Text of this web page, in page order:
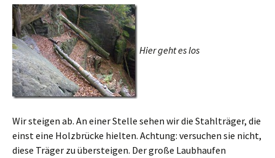
Hier geht es los
Wir steigen ab. An einer Stelle sehen wir die Stahlträger, die
einst eine Holzbrücke hielten. Achtung: versuchen sie nicht,
diese Träger zu übersteigen. Der große Laubhaufen